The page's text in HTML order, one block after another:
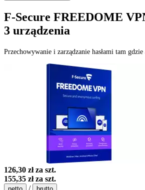
F-Secure FREEDOME
3 urządzenia
Przechowywanie i zarządzanie hasłami tam
126,30 złza szt.
155,35 złza szt.